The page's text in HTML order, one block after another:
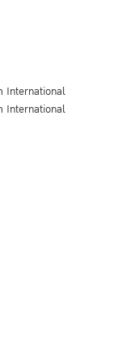
International
International